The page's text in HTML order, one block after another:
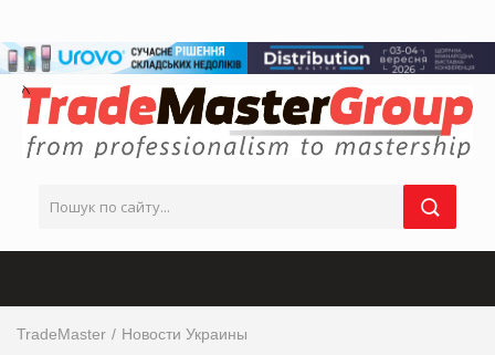
TradeMaster Новости Украины